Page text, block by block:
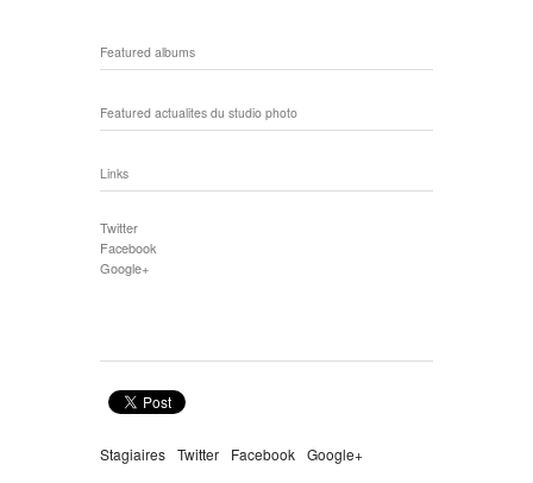
Featured albums
Featured actualites du studio photo
Links
Twitter
Facebook
Google+
Stagiaires Twitter Facebook Google+